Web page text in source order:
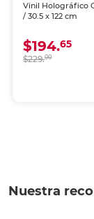
Vinil Holográfico
/ 30.5 x 122 cm
$194.65
$229.00
Nuestra